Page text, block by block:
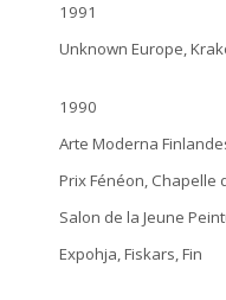
1991
Unknown Europe,
1990
Arte Moderna
Prix Fénéon, Chapelle
Salon de la Jeune
Expohja, Fiskars, Fin